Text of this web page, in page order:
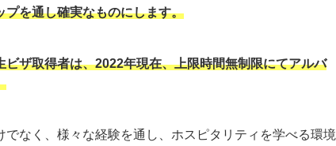
プを通し確実なものにします。
ビザ取得者は、2022年現在、上限時間無制限にてアルバ
でなく、様々な経験を通し、ホスピタリティを学べる環境